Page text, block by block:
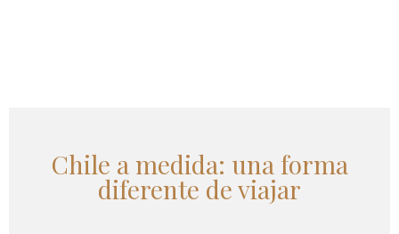
Chile a medida: una forma
diferente de viajar